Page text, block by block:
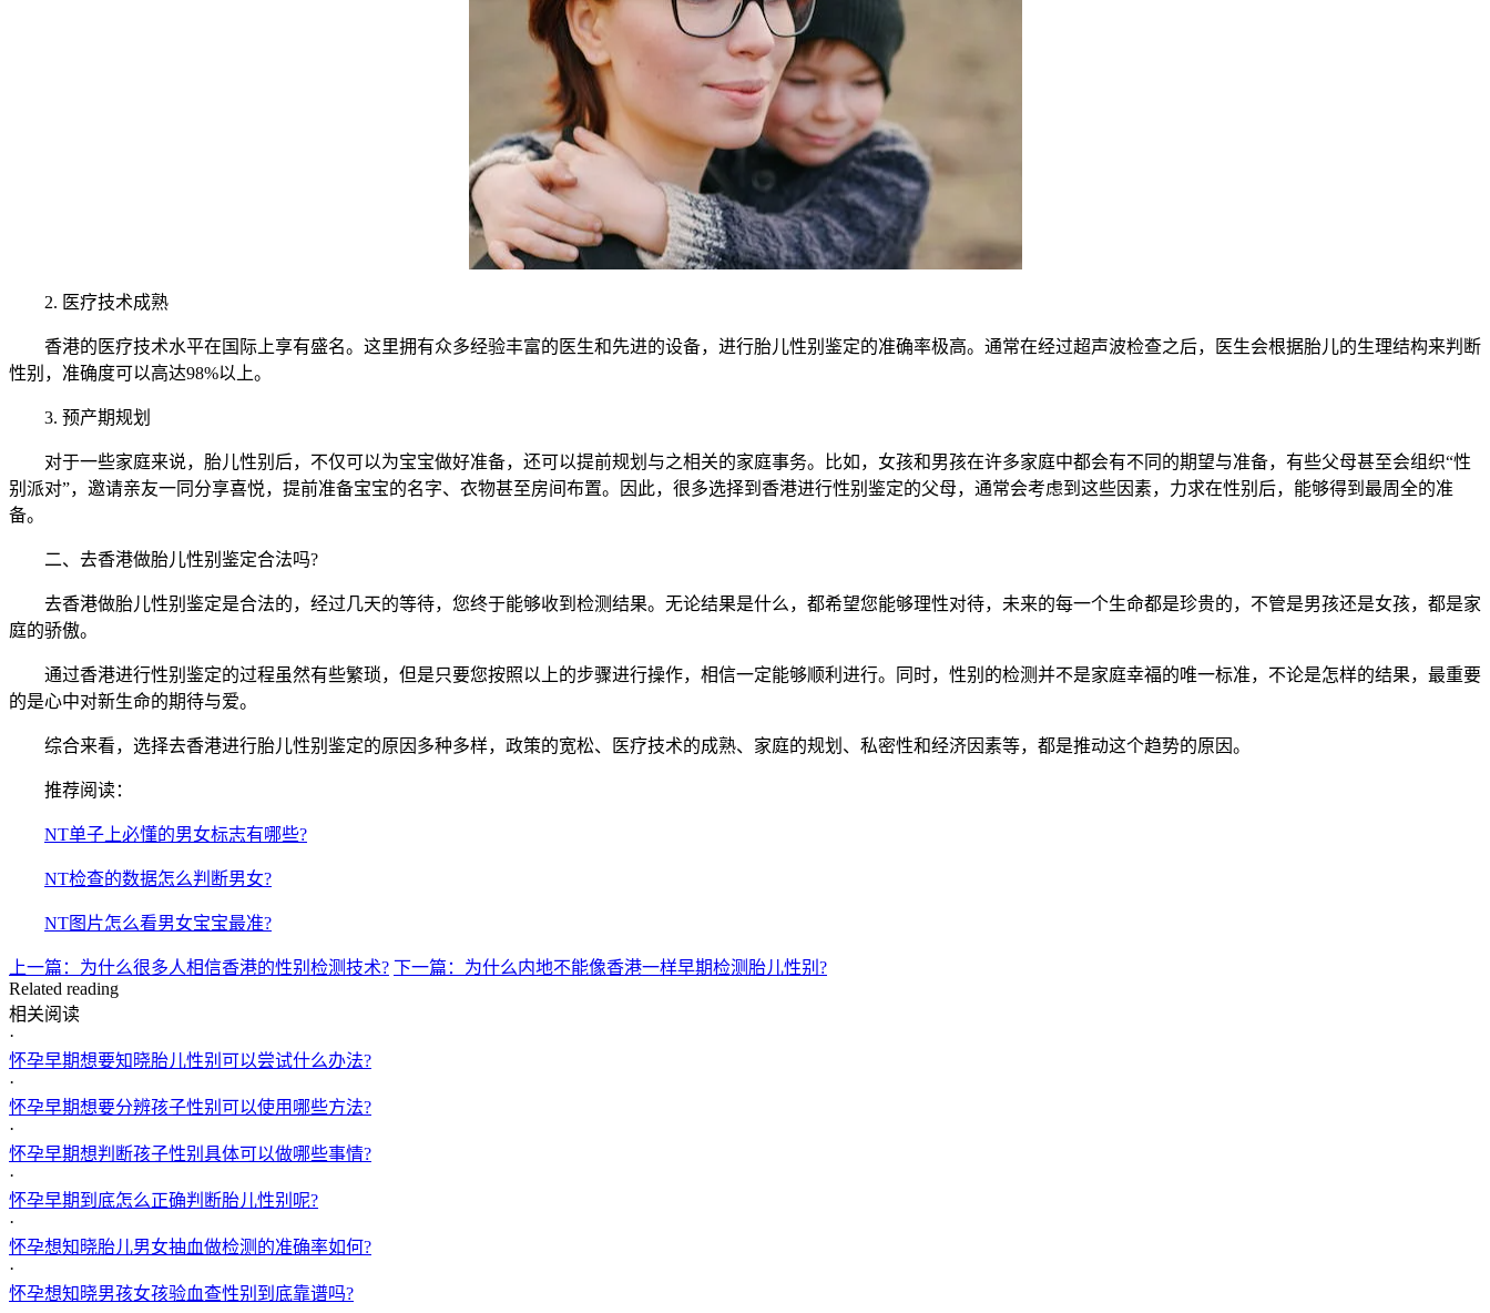
2. 医疗技术成熟
香港的医疗技术水平在国际上享有盛名。这里拥有众多经验丰富的医生和先进的设备，进行胎儿性别鉴定的准确率极高。通常在经过超声波检查之后，医生会根据胎儿的生理结构来判断
性别，准确度可以高达98%以上。
3. 预产期规划
对于一些家庭来说，胎儿性别后，不仅可以为宝宝做好准备，还可以提前规划与之相关的家庭事务。比如，女孩和男孩在许多家庭中都会有不同的期望与准备，有些父母甚至会组织“性
别派对”，邀请亲友一同分享喜悦，提前准备宝宝的名字、衣物甚至房间布置。因此，很多选择到香港进行性别鉴定的父母，通常会考虑到这些因素，力求在性别后，能够得到最周全的准
备。
二、去香港做胎儿性别鉴定合法吗?
去香港做胎儿性别鉴定是合法的，经过几天的等待，您终于能够收到检测结果。无论结果是什么，都希望您能够理性对待，未来的每一个生命都是珍贵的，不管是男孩还是女孩，都是家
庭的骄傲。
通过香港进行性别鉴定的过程虽然有些繁琐，但是只要您按照以上的步骤进行操作，相信一定能够顺利进行。同时，性别的检测并不是家庭幸福的唯一标准，不论是怎样的结果，最重要
的是心中对新生命的期待与爱。
综合来看，选择去香港进行胎儿性别鉴定的原因多种多样，政策的宽松、医疗技术的成熟、家庭的规划、私密性和经济因素等，都是推动这个趋势的原因。
推荐阅读：
NT单子上必懂的男女标志有哪些?
NT检查的数据怎么判断男女?
NT图片怎么看男女宝宝最准?
上一篇：为什么很多人相信香港的性别检测技术? 下一篇：为什么内地不能像香港一样早期检测胎儿性别?
Related reading
相关阅读
·
怀孕早期想要知晓胎儿性别可以尝试什么办法?
·
怀孕早期想要分辨孩子性别可以使用哪些方法?
·
怀孕早期想判断孩子性别具体可以做哪些事情?
·
怀孕早期到底怎么正确判断胎儿性别呢?
·
怀孕想知晓胎儿男女抽血做检测的准确率如何?
·
怀孕想知晓男孩女孩验血查性别到底靠谱吗?